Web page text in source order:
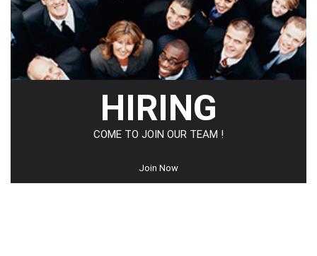
HIRING
COME TO JOIN OUR TEAM !
Join Now